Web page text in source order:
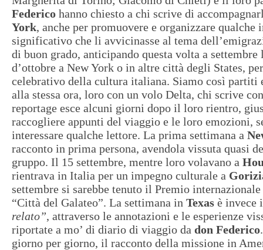
Federico hanno chiesto a chi scrive di
York, anche per promuovere e organizzare qualche
significativo che li avvicinasse al tema
di buon grado, anticipando questa volta a settembre
d’ottobre a New York o in altre città degli States,
celebrativo della cultura italiana. Siamo così partiti
alla stessa ora, loro con un volo Delta, chi scrive
reportage esce alcuni giorni dopo il loro rientro,
raccogliere appunti del viaggio e le loro emozioni,
interessare qualche lettore. La prima settimana a
racconto in prima persona, avendola vissuta quasi
gruppo. Il 15 settembre, mentre loro volavano a
rientrava in Italia per un impegno culturale a
settembre si sarebbe tenuto il Premio internazionale
“Città del Galateo”. La settimana in Texas è invece
relato”, attraverso le annotazioni e le esperienze
riportate a mo’ di diario di viaggio da don Federico
giorno per giorno, il racconto della missione in